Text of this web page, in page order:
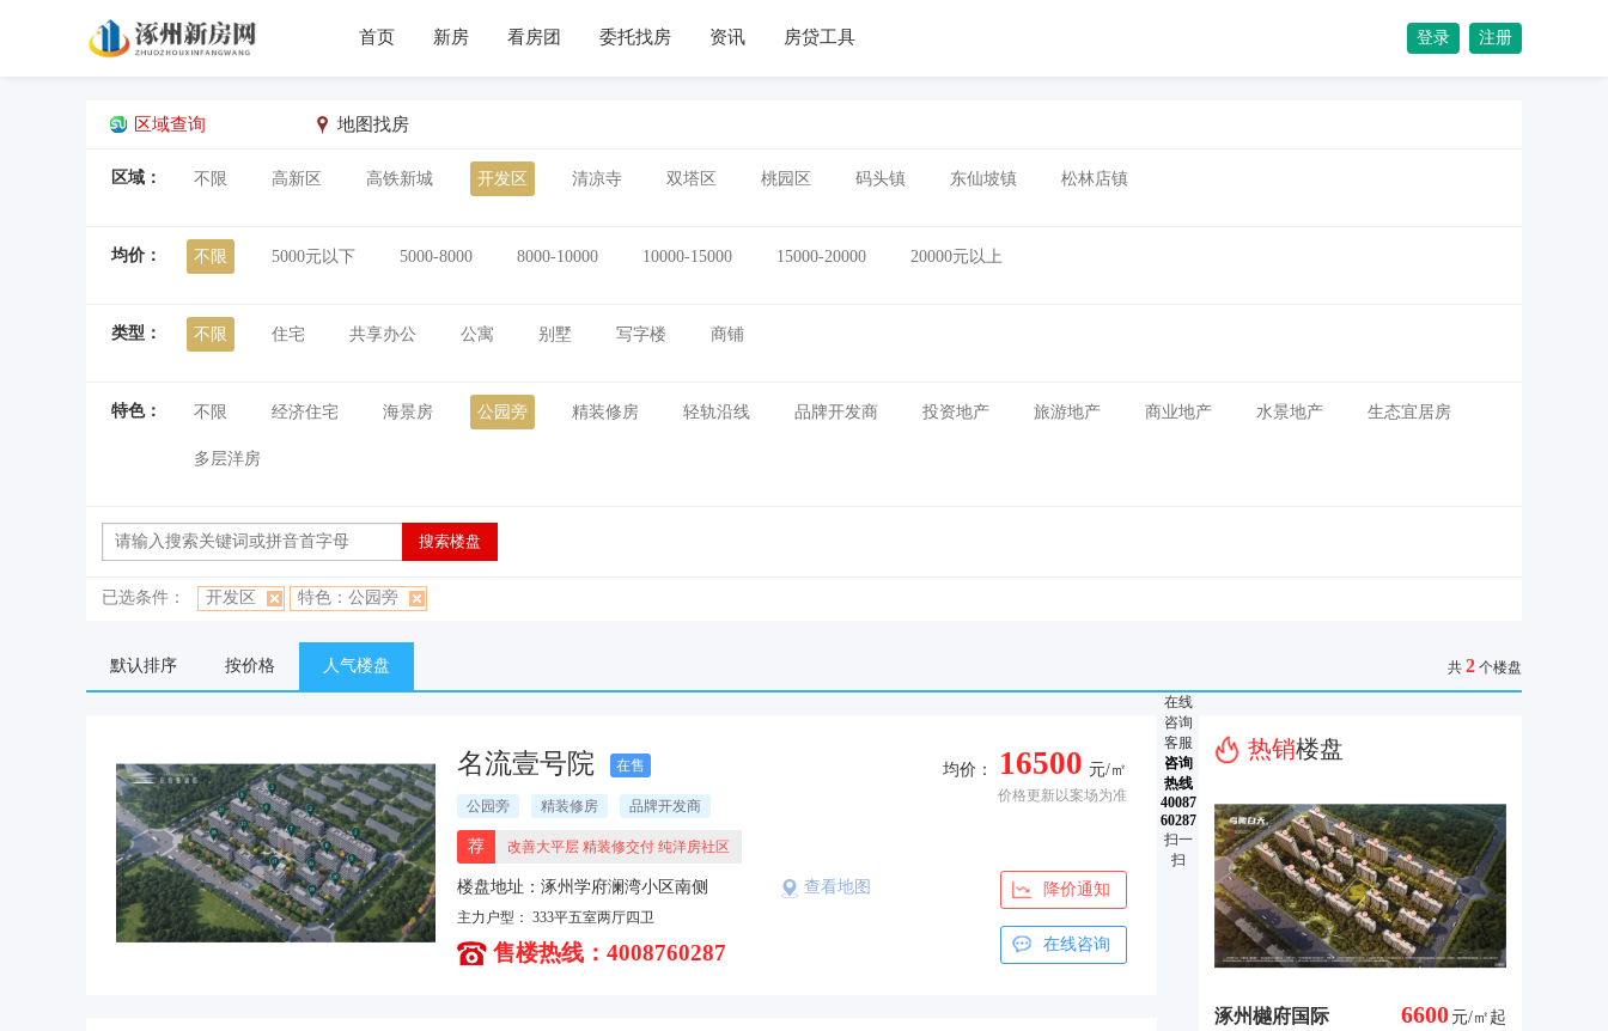
首页 新房 看房团 委托找房 资讯 房贷工具 登录 注册
区域查询 地图找房
区域： 不限 高新区 高铁新城 开发区 清凉寺 双塔区 桃园区 码头镇 东仙坡镇 松林店镇
均价： 不限 5000元以下 5000-8000 8000-10000 10000-15000 15000-20000 20000元以上
类型： 不限 住宅 共享办公 公寓 别墅 写字楼 商铺
特色： 不限 经济住宅 海景房 公园旁 精装修房 轻轨沿线 品牌开发商 投资地产 旅游地产 商业地产 水景地产 生态宜居房
多层洋房
已选条件： 开发区 特色：公园旁
默认排序 按价格 人气楼盘 共 2 个楼盘
名流壹号院 在售
公园旁 精装修房 品牌开发商
荐 改善大平层 精装修交付 纯洋房社区
楼盘地址：涿州学府澜湾小区南侧 查看地图
主力户型： 333平五室两厅四卫
售楼热线：4008760287
元/㎡
16500
均价：
价格更新以案场为准
降价通知
在线咨询
热销楼盘
涿州樾府国际 元/㎡起
6600
在线
咨询
客服
咨询
热线
40087
60287
扫一
扫